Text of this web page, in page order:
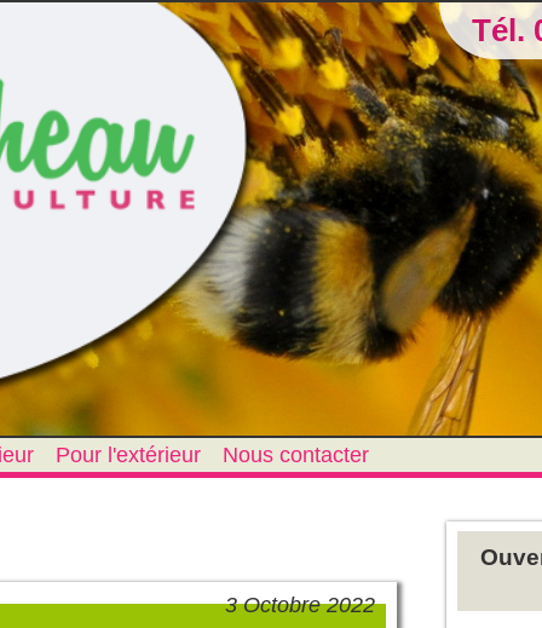
Tél.
Pour l'extérieur Nous contacter
3 Octobre 2022